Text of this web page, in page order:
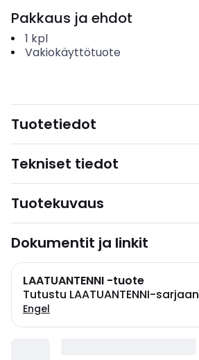
Pakkaus ja ehdot
1 kpl
Vakiokäyttötuote
Tuotetiedot
Tekniset tiedot
Tuotekuvaus
Dokumentit ja linkit
LAATUANTENNI -tuote
Tutustu LAATUANTENNI-sarjaan
Engel